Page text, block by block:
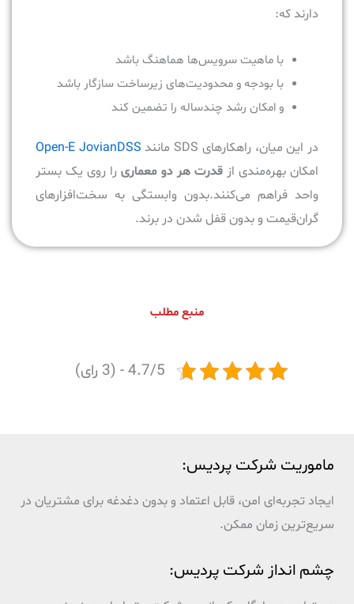
دارند که:
با ماهیت سرویس‌ها هماهنگ باشد
با بودجه و محدودیت‌های زیرساخت سازگار باشد
و امکان رشد چندساله را تضمین کند
در این میان، راهکارهای SDS مانند
Open-E JovianDSS
امکان بهره‌مندی از قدرت هر دو معماری را روی یک بستر
واحد فراهم می‌کنند.بدون وابستگی به سخت‌افزارهای
گران‌قیمت و بدون قفل شدن در برند.
منبع مطلب
4.7/5 - (3 رای)
ماموریت شرکت پردیس:
ایجاد تجربه‌ای امن، قابل اعتماد و بدون دغدغه برای مشتریان در
سریع‌ترین زمان ممکن.
چشم انداز شرکت پردیس: